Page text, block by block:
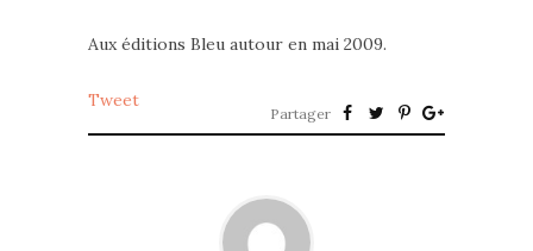
Aux éditions Bleu autour en mai 2009.
Tweet
Partager